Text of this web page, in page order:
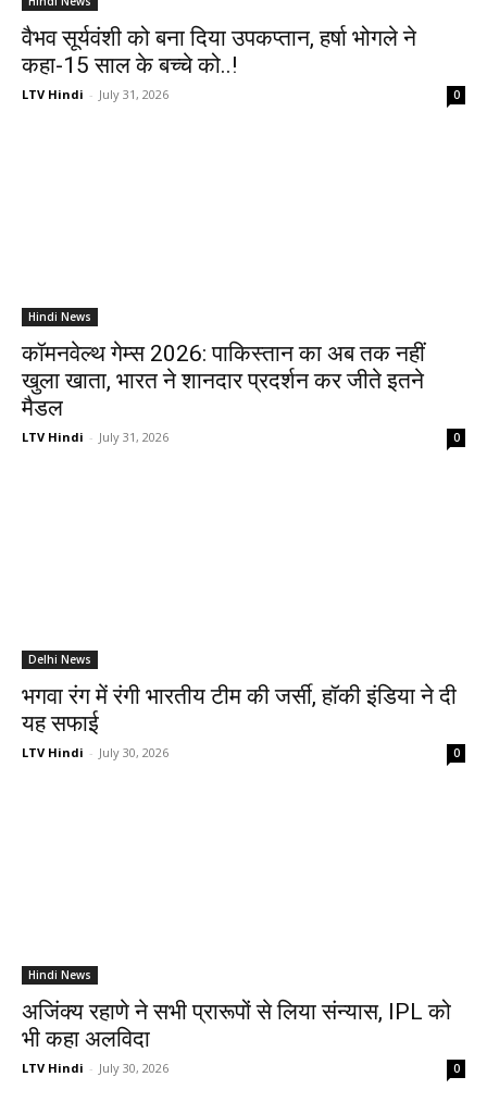
वैभव सूर्यवंशी को बना दिया उपकप्तान, हर्षा भोगले ने
कहा-15 साल के बच्चे को..!
LTV Hindi - July 31, 2026 0
Hindi News
कॉमनवेल्थ गेम्स 2026: पाकिस्तान का अब तक नहीं
खुला खाता, भारत ने शानदार प्रदर्शन कर जीते इतने
मैडल
LTV Hindi - July 31, 2026 0
Delhi News
भगवा रंग में रंगी भारतीय टीम की जर्सी, हॉकी इंडिया ने दी
यह सफाई
LTV Hindi - July 30, 2026 0
Hindi News
अजिंक्य रहाणे ने सभी प्रारूपों से लिया संन्यास, IPL को
भी कहा अलविदा
LTV Hindi - July 30, 2026 0